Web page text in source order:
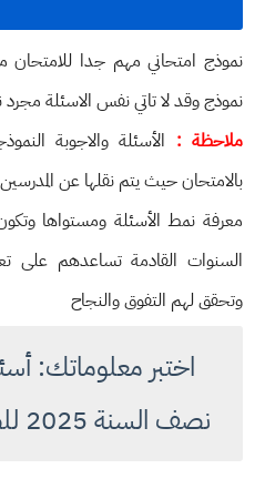
نموذج امتحاني مهم جدا للامتحان
نموذج وقد لا تاتي نفس الاسئلة مجرد
ملاحظة : الأسئلة والاجوبة
بالامتحان حيث يتم نقلها عن
معرفة نمط الأسئلة ومستواها
السنوات القادمة تساعدهم على
وتحقق لهم التفوق والنجاح
اختبر معلوماتك:
نصف السنة 2025 للصف ثالث المتوسط